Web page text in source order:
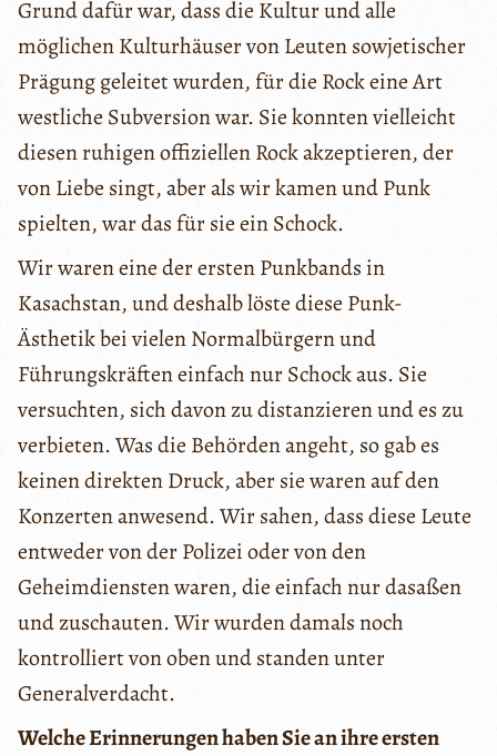
Grund dafür war, dass die Kultur und alle
möglichen Kulturhäuser von Leuten sowjetischer
Prägung geleitet wurden, für die Rock eine Art
westliche Subversion war. Sie konnten vielleicht
diesen ruhigen offiziellen Rock akzeptieren, der
von Liebe singt, aber als wir kamen und Punk
spielten, war das für sie ein Schock.
Wir waren eine der ersten Punkbands in
Kasachstan, und deshalb löste diese Punk-
Ästhetik bei vielen Normalbürgern und
Führungskräften einfach nur Schock aus. Sie
versuchten, sich davon zu distanzieren und es zu
verbieten. Was die Behörden angeht, so gab es
keinen direkten Druck, aber sie waren auf den
Konzerten anwesend. Wir sahen, dass diese Leute
entweder von der Polizei oder von den
Geheimdiensten waren, die einfach nur dasaßen
und zuschauten. Wir wurden damals noch
kontrolliert von oben und standen unter
Generalverdacht.
Welche Erinnerungen haben Sie an ihre ersten